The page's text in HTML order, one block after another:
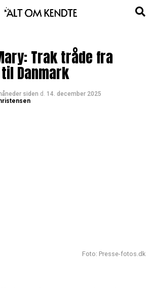
Trak tråde fra
Danmark
siden d. 14. december 2025
Foto: Presse-fotos.dk